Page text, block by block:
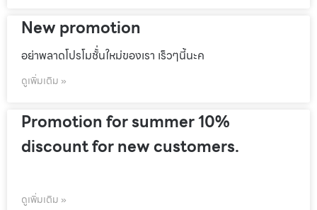
New promotion
อย่าพลาดโปรโมชั้่นใหม่ของเรา เร็วๆนี้นะค
ดูเพิ่มเติม »
Promotion for summer 10%
discount for new customers.
ดูเพิ่มเติม »